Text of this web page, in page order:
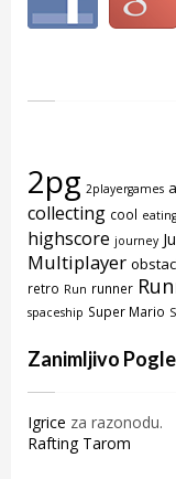
2pg 2playergames
collecting cool eating
highscore journey
Multiplayer
retro Run runner
spaceship Super Mario
Zanimljivo
Igrice za razonodu.
Rafting Tarom